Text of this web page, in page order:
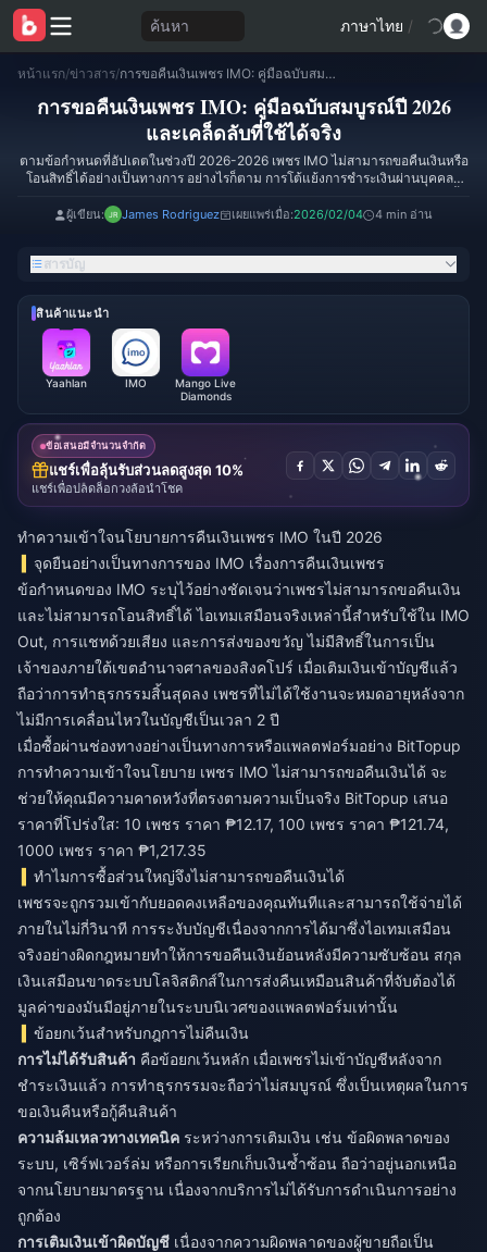
ค้นหา ภาษาไทย /
หน้าแรก/ข่าวสาร/ การขอคืนเงินเพชร IMO: คู่มือฉบับสมบูรณ์ปี 2026 และเคล็ดลับที่ใช้ได้จริง
การขอคืนเงินเพชร IMO: คู่มือฉบับสมบูรณ์ปี 2026
และเคล็ดลับที่ใช้ได้จริง
ตามข้อกำหนดที่อัปเดตในช่วงปี 2026-2026 เพชร IMO ไม่สามารถขอคืนเงินหรือ
โอนสิทธิ์ได้อย่างเป็นทางการ อย่างไรก็ตาม การโต้แย้งการชำระเงินผ่านบุคคลที่
เป็นช่องทางในการขอเงินคืนในกรณีที่ไม่ได้รับเพชร คู่มือนี้จะเผยวิธีการขอคืนเงินที่
ผู้เขียน: James Rodriguez เผยแพร่เมื่อ:2026/02/04 4 min อ่าน
สารบัญ
สินค้าแนะนำ
Yaahlan IMO
Mango Live
Diamonds
ข้อเสนอมีจำนวนจำกัด
แชร์เพื่อลุ้นรับส่วนลดสูงสุด 10%
แชร์เพื่อปลดล็อกวงล้อนำโชค
ทำความเข้าใจนโยบายการคืนเงินเพชร IMO ในปี 2026
จุดยืนอย่างเป็นทางการของ IMO เรื่องการคืนเงินเพชร
ข้อกำหนดของ IMO ระบุไว้อย่างชัดเจนว่าเพชรไม่สามารถขอคืนเงิน
และไม่สามารถโอนสิทธิ์ได้ ไอเทมเสมือนจริงเหล่านี้สำหรับใช้ใน IMO
Out, การแชทด้วยเสียง และการส่งของขวัญ ไม่มีสิทธิ์ในการเป็น
เจ้าของภายใต้เขตอำนาจศาลของสิงคโปร์ เมื่อเติมเงินเข้าบัญชีแล้ว
ถือว่าการทำธุรกรรมสิ้นสุดลง เพชรที่ไม่ได้ใช้งานจะหมดอายุหลังจาก
ไม่มีการเคลื่อนไหวในบัญชีเป็นเวลา 2 ปี
เมื่อซื้อผ่านช่องทางอย่างเป็นทางการหรือแพลตฟอร์มอย่าง BitTopup
การทำความเข้าใจนโยบาย เพชร IMO ไม่สามารถขอคืนเงินได้ จะ
ช่วยให้คุณมีความคาดหวังที่ตรงตามความเป็นจริง BitTopup เสนอ
ราคาที่โปร่งใส: 10 เพชร ราคา ₱12.17, 100 เพชร ราคา ₱121.74,
1000 เพชร ราคา ₱1,217.35
ทำไมการซื้อส่วนใหญ่จึงไม่สามารถขอคืนเงินได้
เพชรจะถูกรวมเข้ากับยอดคงเหลือของคุณทันทีและสามารถใช้จ่ายได้
ภายในไม่กี่วินาที การระงับบัญชีเนื่องจากการได้มาซึ่งไอเทมเสมือน
จริงอย่างผิดกฎหมายทำให้การขอคืนเงินย้อนหลังมีความซับซ้อน สกุล
เงินเสมือนขาดระบบโลจิสติกส์ในการส่งคืนเหมือนสินค้าที่จับต้องได้
มูลค่าของมันมีอยู่ภายในระบบนิเวศของแพลตฟอร์มเท่านั้น
ข้อยกเว้นสำหรับกฎการไม่คืนเงิน
การไม่ได้รับสินค้า คือข้อยกเว้นหลัก เมื่อเพชรไม่เข้าบัญชีหลังจาก
ชำระเงินแล้ว การทำธุรกรรมจะถือว่าไม่สมบูรณ์ ซึ่งเป็นเหตุผลในการ
ขอเงินคืนหรือกู้คืนสินค้า
ความล้มเหลวทางเทคนิค ระหว่างการเติมเงิน เช่น ข้อผิดพลาดของ
ระบบ, เซิร์ฟเวอร์ล่ม หรือการเรียกเก็บเงินซ้ำซ้อน ถือว่าอยู่นอกเหนือ
จากนโยบายมาตรฐาน เนื่องจากบริการไม่ได้รับการดำเนินการอย่าง
ถูกต้อง
การเติมเงินเข้าผิดบัญชี เนื่องจากความผิดพลาดของผู้ขายถือเป็น